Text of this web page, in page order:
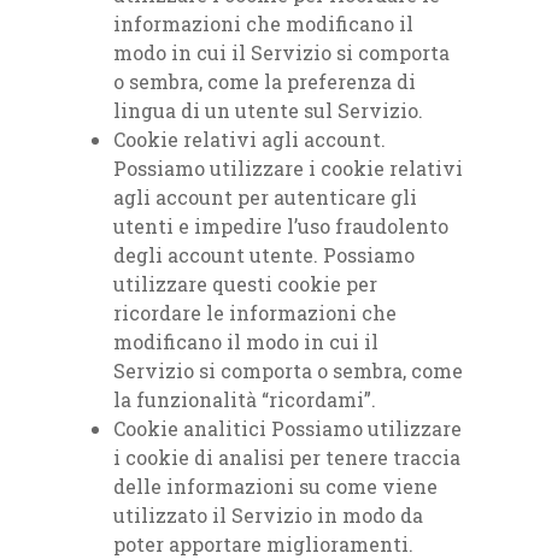
informazioni che modificano il
modo in cui il Servizio si comporta
o sembra, come la preferenza di
lingua di un utente sul Servizio.
Cookie relativi agli account.
Possiamo utilizzare i cookie relativi
agli account per autenticare gli
utenti e impedire l’uso fraudolento
degli account utente. Possiamo
utilizzare questi cookie per
ricordare le informazioni che
modificano il modo in cui il
Servizio si comporta o sembra, come
la funzionalità “ricordami”.
Cookie analitici Possiamo utilizzare
i cookie di analisi per tenere traccia
delle informazioni su come viene
utilizzato il Servizio in modo da
poter apportare miglioramenti.